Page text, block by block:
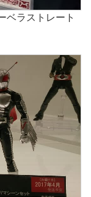
ベラストレート